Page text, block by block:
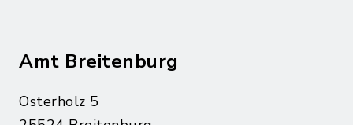
Amt Breitenburg
Osterholz 5